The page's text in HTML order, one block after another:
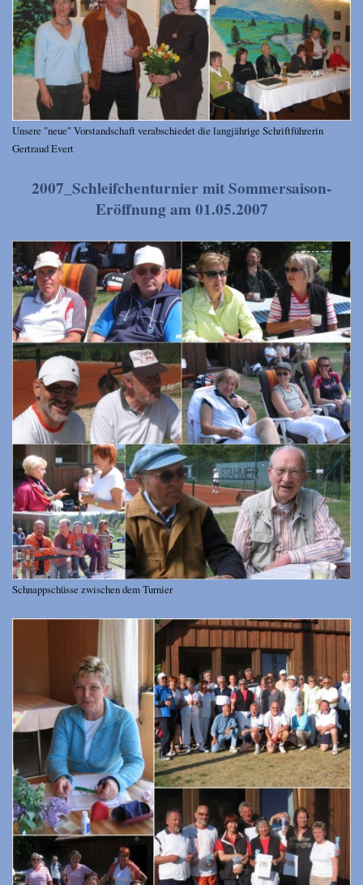
Unsere "neue" Vorstandschaft verabschiedet die langjährige Schriftführerin
Gertraud Evert
2007_Schleifchenturnier mit Sommersaison-
Eröffnung am 01.05.2007
Schnappschüsse zwischen dem Turnier